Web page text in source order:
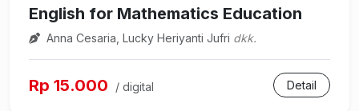
English for Mathematics Education
Anna Cesaria, Lucky Heriyanti Jufri dkk.
Rp 15.000 / digital Detail